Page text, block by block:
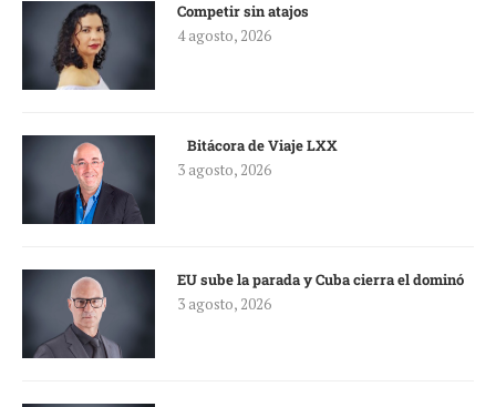
Competir sin atajos
4 agosto, 2026
Bitácora de Viaje LXX
3 agosto, 2026
EU sube la parada y Cuba cierra el dominó
3 agosto, 2026